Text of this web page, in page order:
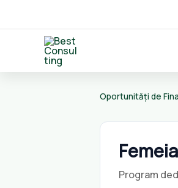
Oportunități de
Program